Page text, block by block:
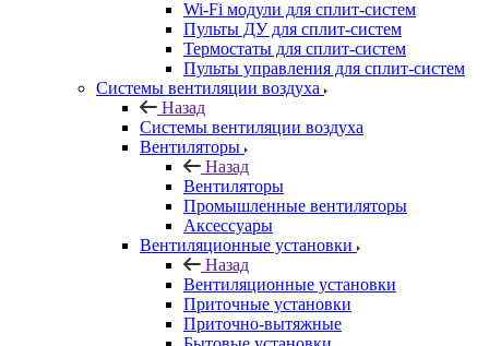
Wi-Fi модули для сплит-систем
Пульты ДУ для сплит-систем
Термостаты для сплит-систем
Пульты управления для сплит-систем
Системы вентиляции воздуха
Назад
Системы вентиляции воздуха
Вентиляторы
Назад
Вентиляторы
Промышленные вентиляторы
Аксессуары
Вентиляционные установки
Назад
Вентиляционные установки
Приточные установки
Приточно-вытяжные